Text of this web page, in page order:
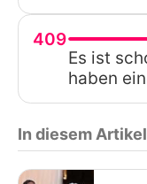
409
Es ist
haben
In diesem Artikel